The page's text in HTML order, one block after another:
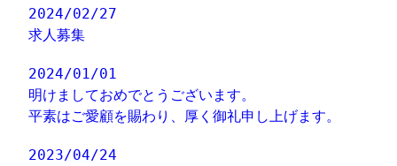
2024/02/27
求人募集
2024/01/01
明けましておめでとうございます。
平素はご愛顧を賜わり、厚く御礼申し上げます。
2023/04/24